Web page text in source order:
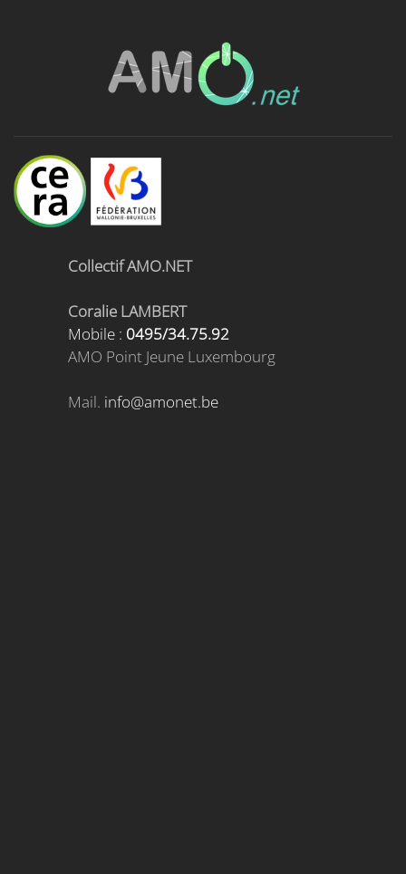
Collectif AMO.NET
Coralie LAMBERT
Mobile : 0495/34.75.92
AMO Point Jeune Luxembourg
Mail. info@amonet.be